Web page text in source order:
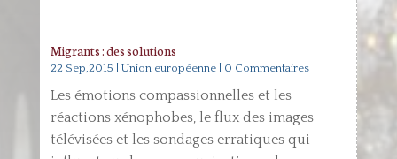
Migrants : des solutions
22 Sep,2015 Union européenne| 0 Commentaires
Les émotions compassionnelles et les
réactions xénophobes, le flux des images
télévisées et les sondages erratiques qui